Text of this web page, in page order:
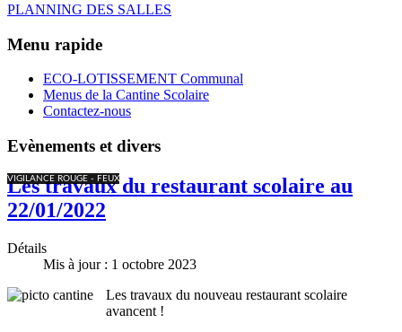
PLANNING DES SALLES
Menu rapide
ECO-LOTISSEMENT Communal
Menus de la Cantine Scolaire
Contactez-nous
Evènements et divers
VIGILANCE ROUGE - FEUX
Les travaux du restaurant scolaire au
22/01/2022
Détails
Mis à jour : 1 octobre 2023
Les travaux du nouveau restaurant scolaire
avancent !